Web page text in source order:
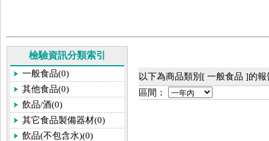
檢驗資訊分類索引
一般食品(0)
其他食品(0)
飲品/酒(0)
其它食品製備器材(0)
飲品(不包含水)(0)
以下為商品類別[ 一般食品 ]的
區間：